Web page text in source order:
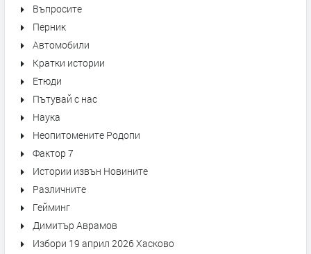
Въпросите
Перник
Автомобили
Кратки истории
Етюди
Пътувай с нас
Наука
Неопитомените Родопи
Фактор 7
Истории извън Новините
Различните
Гейминг
Димитър Аврамов
Избори 19 април 2026 Хасково